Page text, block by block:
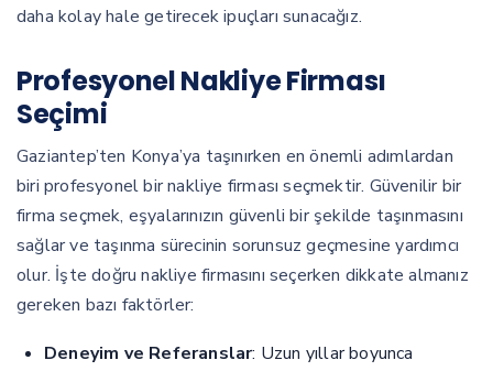
daha kolay hale getirecek ipuçları sunacağız.
Profesyonel Nakliye Firması
Seçimi
Gaziantep’ten Konya’ya taşınırken en önemli adımlardan
biri profesyonel bir nakliye firması seçmektir. Güvenilir bir
firma seçmek, eşyalarınızın güvenli bir şekilde taşınmasını
sağlar ve taşınma sürecinin sorunsuz geçmesine yardımcı
olur. İşte doğru nakliye firmasını seçerken dikkate almanız
gereken bazı faktörler:
Deneyim ve Referanslar: Uzun yıllar boyunca